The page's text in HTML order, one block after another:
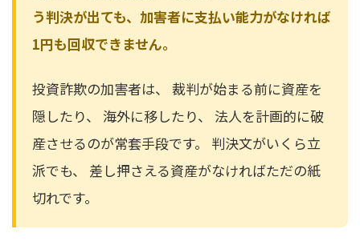
う判決が出ても、加害者に支払い能力がなければ
1円も回収できません。
投資詐欺の加害者は、 裁判が始まる前に資産を
隠したり、 海外に移したり、 法人を計画的に破
産させるのが常套手段です。 判決文がいくら立
派でも、 差し押さえる資産がなければただの紙
切れです。